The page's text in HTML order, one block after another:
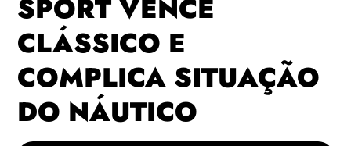
SPORT VENCE
CLÁSSICO E
COMPLICA SITUAÇÃO
DO NÁUTICO